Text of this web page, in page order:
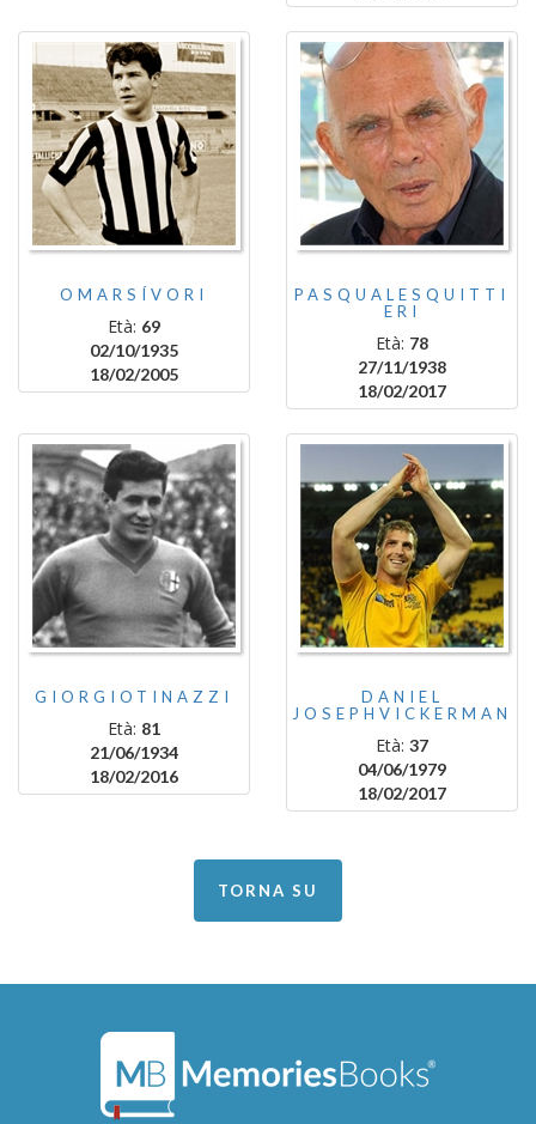
OMARSÍVORI
Età: 69
02/10/1935
18/02/2005
PASQUALESQUITTI
ERI
Età: 78
27/11/1938
18/02/2017
GIORGIOTINAZZI
Età: 81
21/06/1934
18/02/2016
DANIEL
JOSEPHVICKERMAN
Età: 37
04/06/1979
18/02/2017
TORNA SU